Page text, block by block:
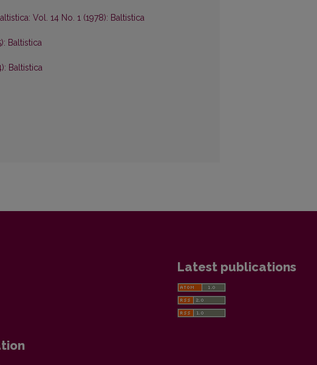
Vol. 14 No. 1 (1978): Baltistica
Baltistica
Baltistica
Latest publications